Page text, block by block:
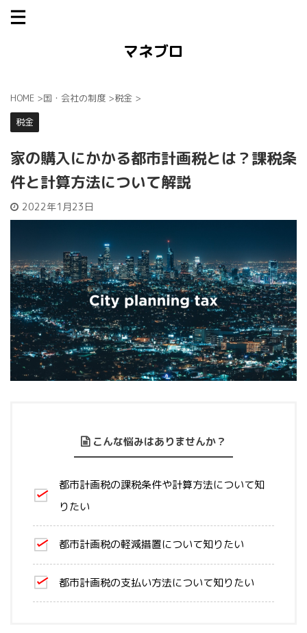
マネブロ
HOME >国・会社の制度 >税金 >
税金
家の購入にかかる都市計画税とは？課税条
件と計算方法について解説
2022年1月23日
こんな悩みはありませんか？
都市計画税の課税条件や計算方法について知
りたい
都市計画税の軽減措置について知りたい
都市計画税の支払い方法について知りたい